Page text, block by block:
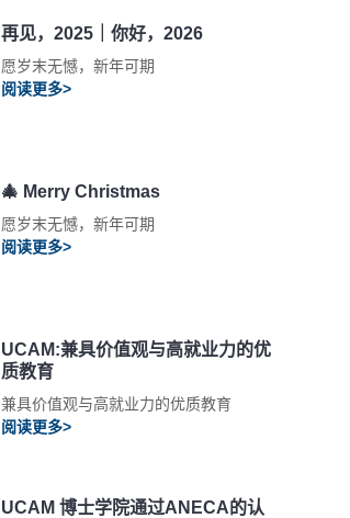
再见，2025｜你好，2026
愿岁末无憾，新年可期
阅读更多>
🎄 Merry Christmas
愿岁末无憾，新年可期
阅读更多>
UCAM:兼具价值观与高就业力的优
质教育
兼具价值观与高就业力的优质教育
阅读更多>
UCAM 博士学院通过ANECA的认